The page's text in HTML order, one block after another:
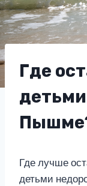
Где
Где лучше
детьми